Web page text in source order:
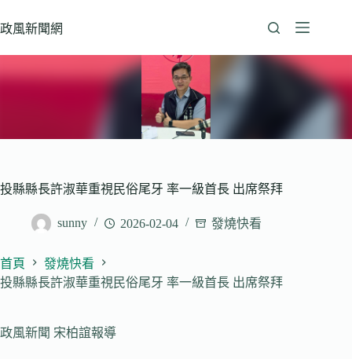
至
政風新聞網
投縣縣長許淑華重視民俗尾牙 率一級首長 出席祭拜
sunny 2026-02-04 發燒快看
首頁
發燒快看
投縣縣長許淑華重視民俗尾牙 率一級首長 出席祭拜
政風新聞 宋柏誼報導